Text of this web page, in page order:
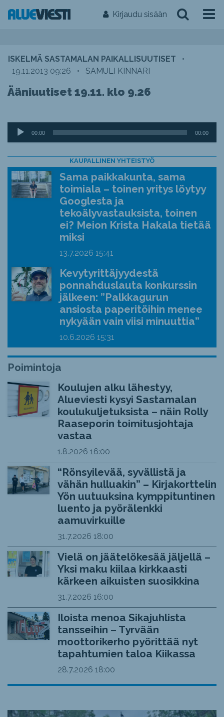
Kirjaudu sisään
ISKELMÄ SASTAMALAN PAIKALLISUUTISET
•
19.11.2013 09:26
• SAMULI KINNARI
Ääniuutiset 19.11. klo 9.26
Äänitoistin
00:00 00:00
KAUPALLINEN YHTEISTYÖ
Sama paikkakunta, sama
toimiala – toinen yritys löytyy
Googlesta ja
tekoälyvastauksista, toinen
ei? Meion Krista Hakala tietää
miksi
13.7.2026 15:41
Kevytyrittäjyydestä
ponnahduslauta konkurssin
jälkeen: ”Palkkagurun
ansiosta paperitöihin menee
nykyään vain viisi minuuttia”
10.6.2026 15:31
Poimintoja
Koulujen alku lähestyy,
Alueviesti kysyi Sastamalan
koulukuljetuksista – näin Rolly
Raaseporin toimitusjohtaja
vastaa
1.8.2026 16:00
“Rönsyilevää, syvällistä ja
vähän hulluakin” – Kirjakorttelin
Yön uutuuksina kymppituntinen
luento ja pyörälenkki
aamuvirkuille
31.7.2026 18:00
Vielä on jäätelökesää jäljellä –
Yksi maku kiilaa kirkkaasti
kärkeen aikuisten suosikkina
31.7.2026 16:00
Iloista menoa Sikajuhlista
tansseihin – Tyrvään
moottorikerho pyörittää nyt
tapahtumien taloa Kiikassa
28.7.2026 18:00